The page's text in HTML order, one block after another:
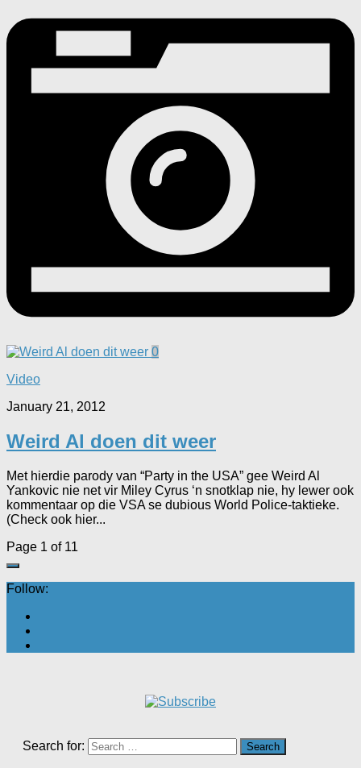
0
Video
January 21, 2012
Weird Al doen dit weer
Met hierdie parody van “Party in the USA” gee Weird Al
Yankovic nie net vir Miley Cyrus ‘n snotklap nie, hy lewer ook
kommentaar op die VSA se dubious World Police-taktieke.
(Check ook hier...
Page 1 of 11
Follow:
Search for: